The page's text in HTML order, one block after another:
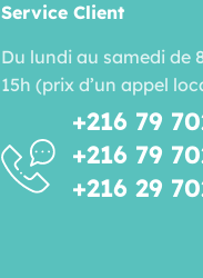
Service Client
Du lundi au samedi de
15h (prix d’un appel
+216 79
+216 79
+216 29